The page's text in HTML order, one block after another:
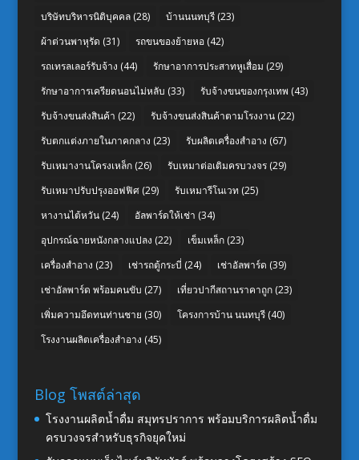
บริษัทบริหารนิติบุคคล(28) บ้านนนทบุรี(23)
ผ้าต่วนพาหุรัด (31) รถขนของย้ายหอ(42)
รถเทรลเลอร์รับจ้าง (44) รักษาอาการประสาทหูเสื่อม (29)
รักษาอาการเครียดนอนไม่หลับ (33) รับจ้างขนของกรุงเทพ (43)
รับจ้างขนส่งสินค้า (22) รับจ้างขนส่งสินค้าตามโรงงาน(22)
รับตกแต่งภายในภาคกลาง (23) รับผลิตเครื่องสำอาง (67)
รับเหมางานโครงเหล็ก(26) รับเหมาต่อเติมครบวงจร(29)
รับเหมาปรับปรุงออฟฟิศ(29) รับเหมารีโนเวท (25)
หางานไต้หวัน(24) อัลพาร์ดให้เช่า (34)
อุปกรณ์ฉายหนังกลางแปลง (22) เข็มเหล็ก(23)
เครื่องสำอาง (23) เช่ารถตู้กระบี่ (24) เช่าอัลพาร์ด (39)
เช่าอัลพาร์ด พร้อมคนขับ (27) เที่ยวปากีสถานราคาถูก(23)
เพิ่มความอึดทนท่านชาย (30) โครงการบ้าน นนทบุรี(40)
โรงงานผลิตเครื่องสำอาง (45)
Blog โพสต์ล่าสุด
โรงงานผลิตน้ำดื่ม สมุทรปราการ พร้อมบริการผลิตน้ำดื่ม
ครบวงจรสำหรับธุรกิจยุคใหม่